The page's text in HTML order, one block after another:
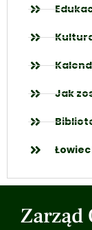
Jak
Zarząd